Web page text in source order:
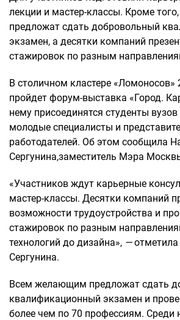
лекции и мастер-классы. Кроме
предложат сдать добровольный
экзамен, а десятки компаний
стажировок по разным
В столичном кластере «Ломоносов»
пройдет форум-выставка «Город.
нему присоединятся студенты
молодые специалисты и
работодателей. Об этом сообщила
Сергунина,заместитель Мэра
«Участников ждут карьерные
мастер-классы. Десятки компаний
возможности трудоустройства и
стажировок по разным
технологий до дизайна», —отметила
Сергунина.
Всем желающим предложат сдать
квалификационный экзамен и
более чем по 70 профессиям. Среди